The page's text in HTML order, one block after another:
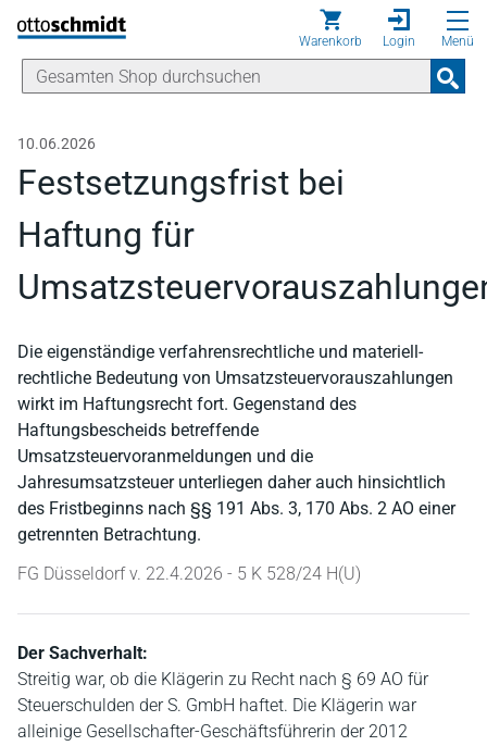
Direkt zum Inhalt
Warenkorb Login Menü
10.06.2026
Festsetzungsfrist bei
Haftung für
Die eigenständige verfahrensrechtliche und materiell-
rechtliche Bedeutung von Umsatzsteuervorauszahlungen
wirkt im Haftungsrecht fort. Gegenstand des
Haftungsbescheids betreffende
Umsatzsteuervoranmeldungen und die
Jahresumsatzsteuer unterliegen daher auch hinsichtlich
des Fristbeginns nach §§ 191 Abs. 3, 170 Abs. 2 AO einer
getrennten Betrachtung.
FG Düsseldorf v. 22.4.2026 - 5 K 528/24 H(U)
Der Sachverhalt:
Streitig war, ob die Klägerin zu Recht nach § 69 AO für
Steuerschulden der S. GmbH haftet. Die Klägerin war
alleinige Gesellschafter-Geschäftsführerin der 2012